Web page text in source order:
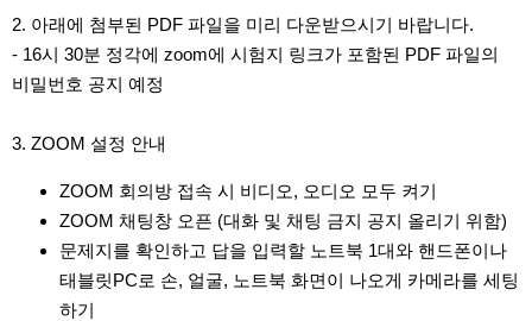
2. 아래에 첨부된 PDF 파일을 미리 다운받으시기 바랍니다.
- 16시 30분 정각에 zoom에 시험지 링크가 포함된 PDF 파일의
비밀번호 공지 예정
3. ZOOM 설정 안내
ZOOM 회의방 접속 시 비디오, 오디오 모두 켜기
ZOOM 채팅창 오픈 (대화 및 채팅 금지 공지 올리기 위함)
문제지를 확인하고 답을 입력할 노트북 1대와 핸드폰이나
태블릿PC로 손, 얼굴, 노트북 화면이 나오게 카메라를 세팅
하기